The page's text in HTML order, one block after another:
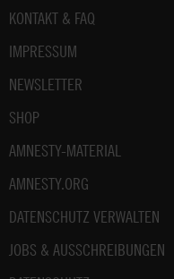
Fußbereich
KONTAKT & FAQ
IMPRESSUM
NEWSLETTER
SHOP
AMNESTY-MATERIAL
AMNESTY.ORG
DATENSCHUTZ VERWALTEN
JOBS & AUSSCHREIBUNGEN